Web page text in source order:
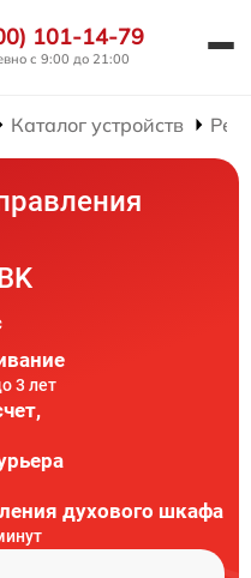
101-14-79
с 9:00 до 21:00
Каталог устройств
3 лет
духового шкафа